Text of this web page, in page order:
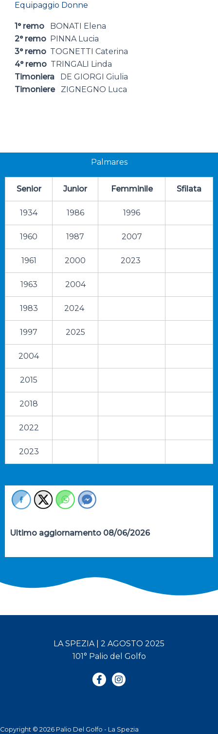
Equipaggio Donne
1° remo
BONATI Elena
2° remo PINNA Lucia
3° remo TOGNETTI Caterina
4° remo TRINGALI Linda
Timoniera
DE GIORGI Giulia
Timoniere ZIGNEGNO Luca
Palmares
Senior Junior Femminile Sfilata
1934 1986 1996
1960 1987 2007
1961 2000 2023
1963 2004
1983 2024
1997 2025
2004
2015
2018
2022
2023
Ultimo aggiornamento 08/06/2026
LA SPEZIA | 2 AGOSTO 2025
101° Palio del Golfo
Copyright © 2026 Palio Del Golfo - La Spezia